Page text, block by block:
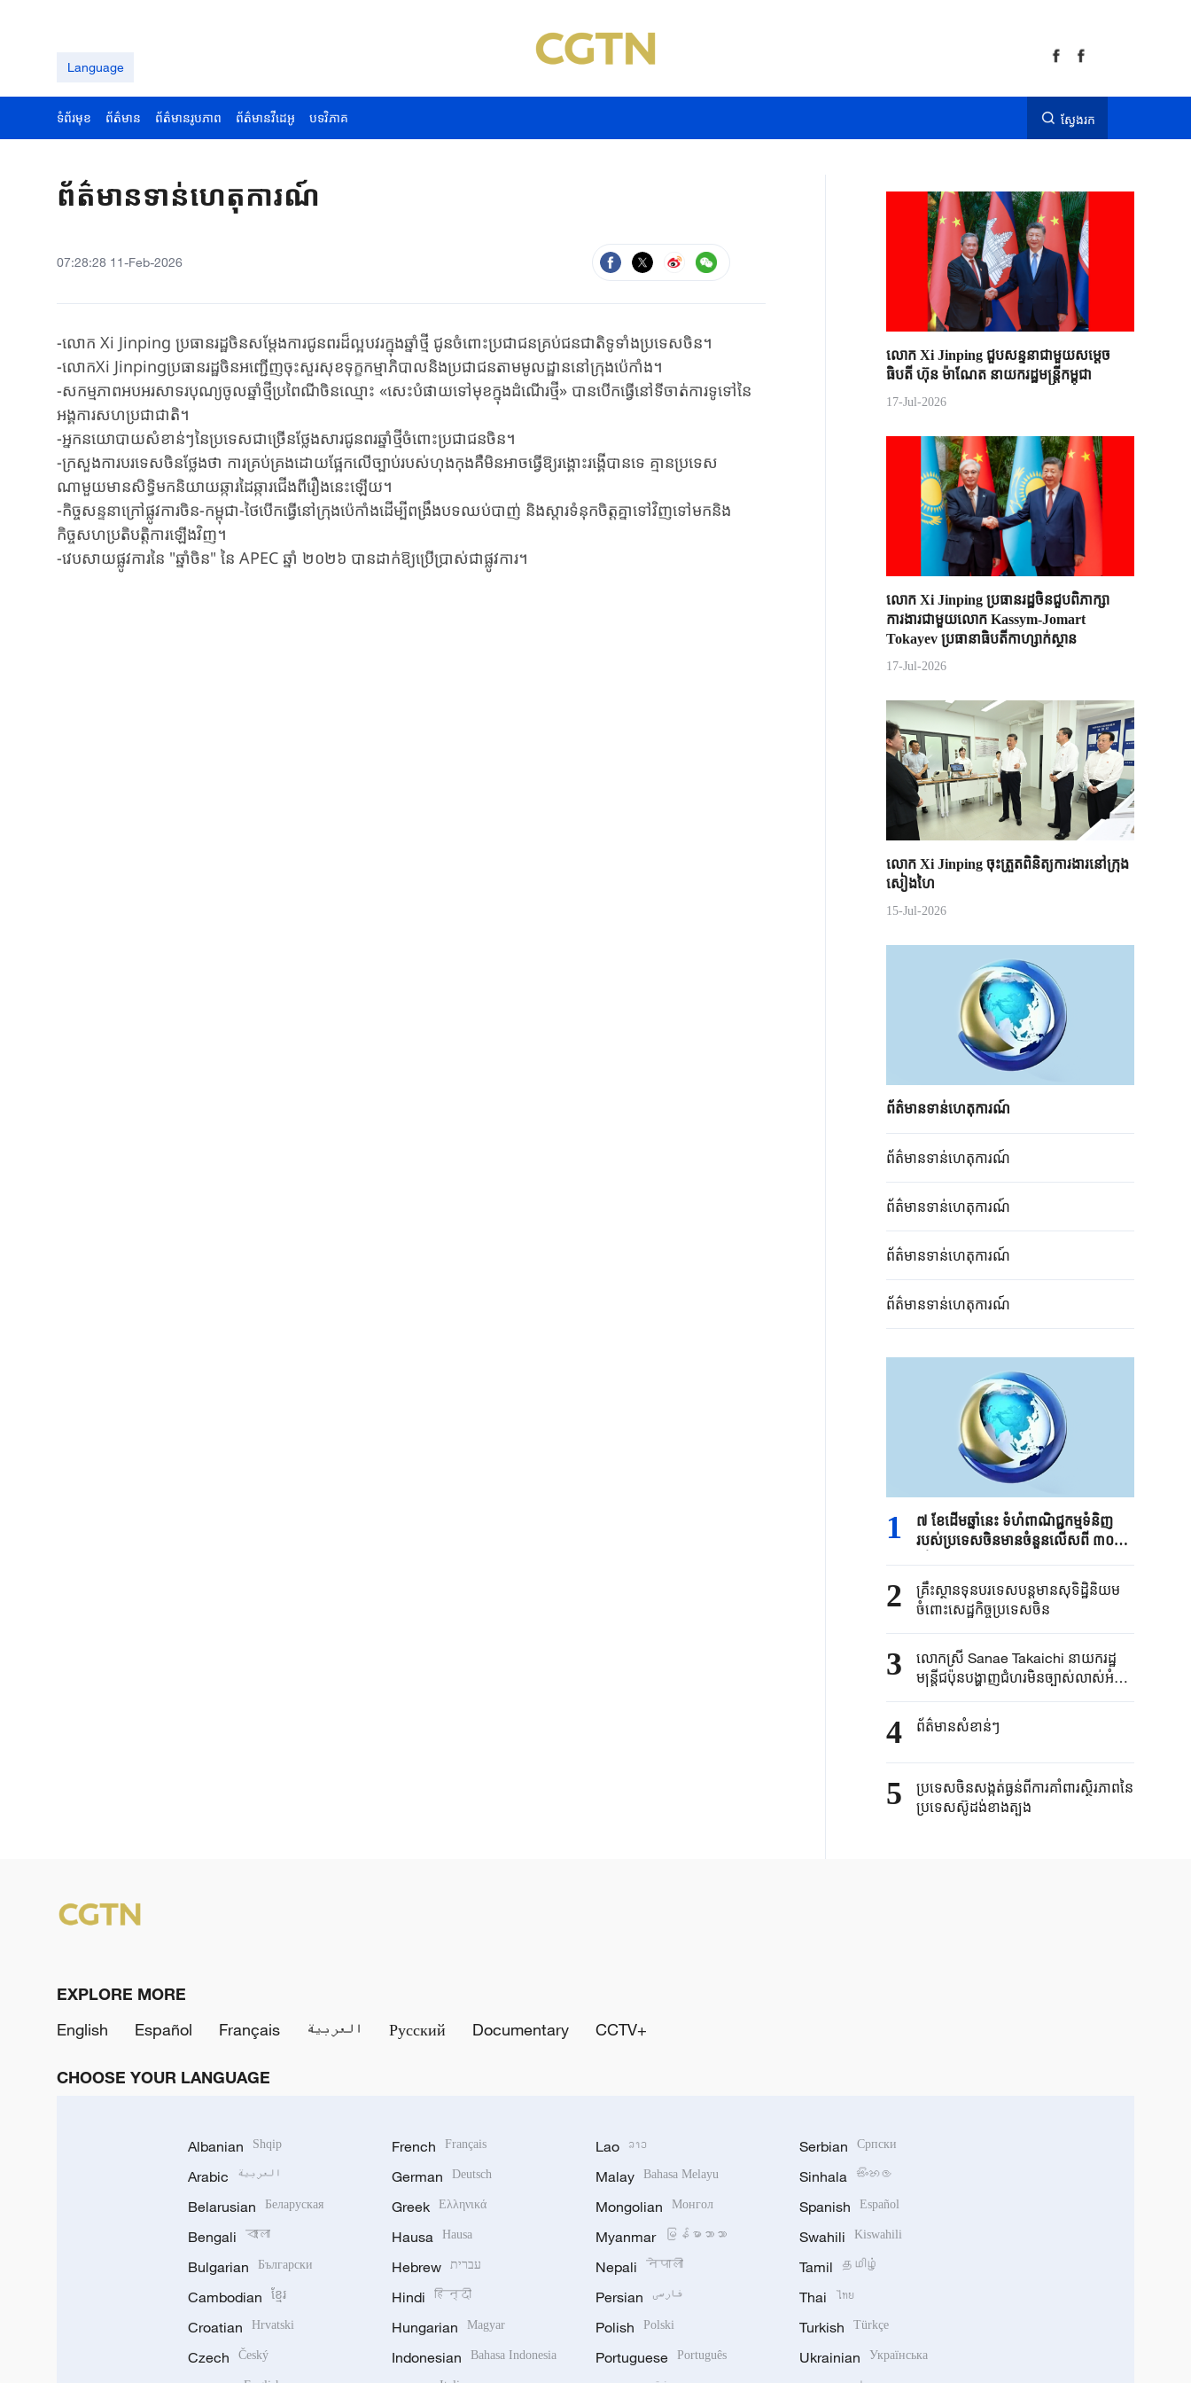
Language
ទំព័រមុខ ព័ត៌មាន ព័ត៌មានរូបភាព ព័ត៌មានវីដេអូ បទវិភាគ ស្វែងរក
ព័ត៌មានទាន់ហេតុការណ៍
07:28:28 11-Feb-2026
-លោក Xi Jinping ប្រធានរដ្ឋចិនសម្តែងការជូនពរដ៏ល្អបវរក្នុងឆ្នាំថ្មី ជូនចំពោះប្រជាជនគ្រប់ជនជាតិទូទាំងប្រទេសចិន។
-លោកXi Jinpingប្រធានរដ្ឋចិនអញ្ជើញចុះសួរសុខទុក្ខកម្មាភិបាលនិងប្រជាជនតាមមូលដ្ឋាននៅក្រុងប៉េកាំង។
-សកម្មភាពអបអរសាទរបុណ្យចូលឆ្នាំថ្មីប្រពៃណីចិនឈ្មោះ «សេះបំផាយទៅមុខក្នុងដំណើរថ្មី» បានបើកធ្វើនៅទីចាត់ការទូទៅនៃ
អង្គការសហប្រជាជាតិ។
-អ្នកនយោបាយសំខាន់ៗនៃប្រទេសជាច្រើនថ្លែងសារជូនពរឆ្នាំថ្មីចំពោះប្រជាជនចិន។
-ក្រសួងការបរទេសចិនថ្លែងថា ការគ្រប់គ្រងដោយផ្អែកលើច្បាប់របស់ហុងកុងគឺមិនអាចធ្វើឱ្យរង្គោះរង្គើបានទេ គ្មានប្រទេស
ណាមួយមានសិទ្ធិមកនិយាយឆ្ការដៃឆ្ការជើងពីរឿងនេះឡើយ។
-កិច្ចសន្ទនាក្រៅផ្លូវការចិន-កម្ពុជា-ថៃបើកធ្វើនៅក្រុងប៉េកាំងដើម្បីពង្រឹងបទឈប់បាញ់ និងស្តារទំនុកចិត្តគ្នាទៅវិញទៅមកនិង
កិច្ចសហប្រតិបត្តិការឡើងវិញ។
-វេបសាយផ្លូវការនៃ "ឆ្នាំចិន" នៃ APEC ឆ្នាំ ២០២៦ បានដាក់ឱ្យប្រើប្រាស់ជាផ្លូវការ។
លោក Xi Jinping ជួបសន្ទនាជាមួយសម្តេច
ធិបតី ហ៊ុន ម៉ាណែត នាយករដ្ឋមន្ត្រីកម្ពុជា
17-Jul-2026
លោក Xi Jinping ប្រធានរដ្ឋចិន​ជួបពិភាក្សា​
ការងារជាមួយ​លោក Kassym-Jomart ​
Tokayev ​ប្រធានាធិបតី​កាហ្សាក់ស្ថាន​
17-Jul-2026
លោក Xi Jinping ចុះត្រួតពិនិត្យការងារនៅក្រុង
សៀងហៃ
15-Jul-2026
ព័ត៌មានទាន់ហេតុការណ៍
ព័ត៌មានទាន់ហេតុការណ៍
ព័ត៌មានទាន់ហេតុការណ៍
ព័ត៌មានទាន់ហេតុការណ៍
ព័ត៌មានទាន់ហេតុការណ៍
1
៧ ខែដើមឆ្នាំនេះ ទំហំពាណិជ្ជកម្មទំនិញ
របស់ប្រទេសចិនមានចំនួនលើសពី ៣០
2
គ្រឹះស្ថាន​ទុនបរទេស​បន្តមាន​សុទិដ្ឋិនិយម​
ចំពោះសេដ្ឋកិច្ច​ប្រទេសចិន​​
3
លោកស្រី Sanae ​Takaichi ​នាយករដ្ឋ
មន្ត្រី​ជប៉ុន​បង្ហាញជំហរមិន​ច្បាស់​លាស់​អំពី ​
“គោលការណ៍បី​គ្មាននុយក្លេអ៊ែរ​”​
4 ព័ត៌មានសំខាន់ៗ
5
ប្រទេសចិនសង្កត់ធ្ងន់ពីការគាំពារស្ថិរភាពនៃ
ប្រទេសស៊ូដង់ខាងត្បូង
EXPLORE MORE
English
Español Français العربية Русский Documentary CCTV+
CHOOSE YOUR LANGUAGE
Albanian Shqip
Arabic العربية
Belarusian Беларуская
Bengali বাংলা
Bulgarian Български
Cambodian ខ្មែរ
Croatian Hrvatski
Czech Český
French Français
German Deutsch
Greek Ελληνικά
Hausa Hausa
Hebrew עברית
Hindi हिन्दी
Hungarian Magyar
Indonesian Bahasa Indonesia
Lao ລາວ
Malay Bahasa Melayu
Mongolian Монгол
Myanmar မြန်မာဘာသာ
Nepali नेपाली
Persian فارسی
Polish Polski
Portuguese Português
Serbian Српски
Sinhala සිංහල
Spanish Español
Swahili Kiswahili
Tamil தமிழ்
Thai ไทย
Turkish Türkçe
Ukrainian Українська